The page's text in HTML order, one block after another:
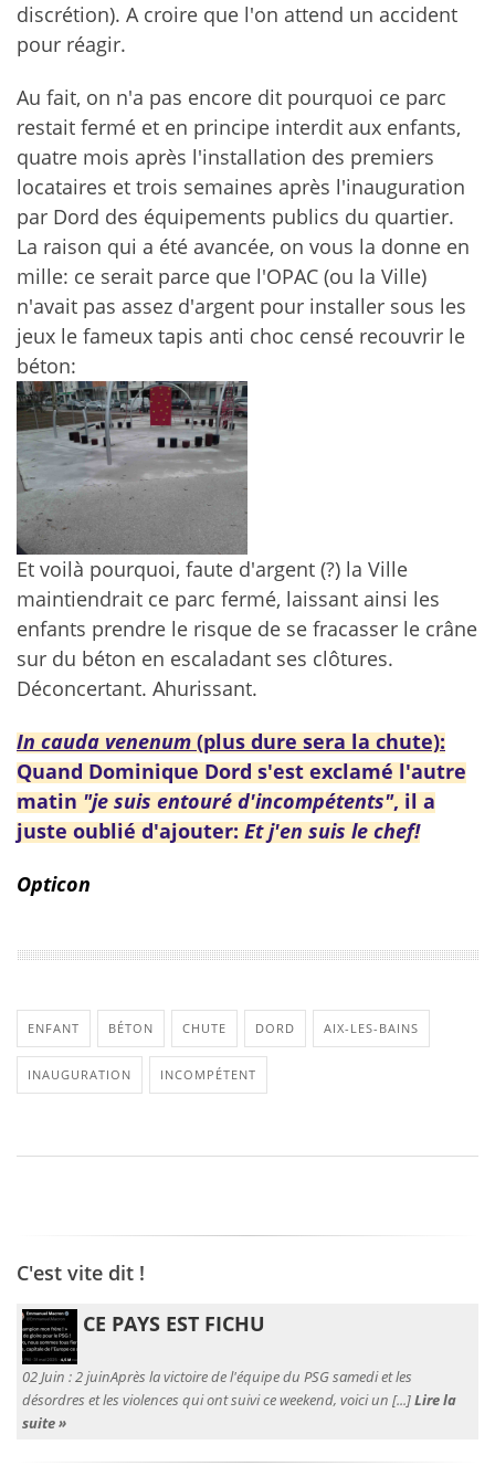
discrétion). A croire que l'on attend un accident
pour réagir.
Au fait, on n'a pas encore dit pourquoi ce parc
restait fermé et en principe interdit aux enfants,
quatre mois après l'installation des premiers
locataires et trois semaines après l'inauguration
par Dord des équipements publics du quartier.
La raison qui a été avancée, on vous la donne en
mille: ce serait parce que l'OPAC (ou la Ville)
n'avait pas assez d'argent pour installer sous les
jeux le fameux tapis anti choc censé recouvrir le
béton:
Et voilà pourquoi, faute d'argent (?) la Ville
maintiendrait ce parc fermé, laissant ainsi les
enfants prendre le risque de se fracasser le crâne
sur du béton en escaladant ses clôtures.
Déconcertant. Ahurissant.
In cauda venenum(plus dure sera la chute):
Quand Dominique Dord s'est exclamé l'autre
matin"je suis entouré d'incompétents", il a
juste oublié d'ajouter:Et j'en suis le chef!
Opticon
ENFANT BÉTON CHUTE DORD AIX-LES-BAINS
INAUGURATION INCOMPÉTENT
C'est vite dit !
CE PAYS EST FICHU
02 Juin :2 juinAprès la victoire de l'équipe du PSG samedi et les
désordres et les violences qui ont suivi ce weekend, voici un [...]Lire la
suite »